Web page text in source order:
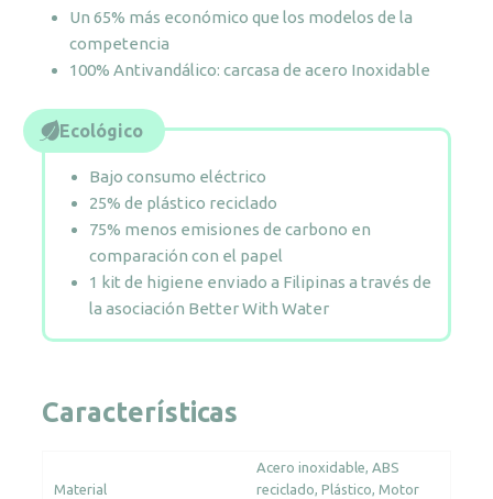
Un 65% más económico que los modelos de la
competencia
100% Antivandálico: carcasa de acero Inoxidable
Ecológico
Bajo consumo eléctrico
25% de plástico reciclado
75% menos emisiones de carbono en
comparación con el papel
1 kit de higiene enviado a Filipinas a través de
la asociación Better With Water
Características
Material
Acero inoxidable ABS
reciclado Plástico Motor